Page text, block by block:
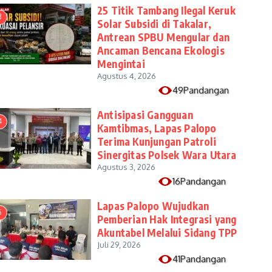
25 Titik Tambang Ilegal Keruk
Solar Subsidi di Takalar,
Antrean SPBU Mengular dan
Ancaman Bencana Ekologis
Mengintai
Agustus 4, 2026
49Pandangan
Antisipasi Gangguan
Kamtibmas, Lapas Palopo
Terima Kunjungan Patroli
Sinergitas Polsek Wara Utara
Agustus 3, 2026
16Pandangan
Lapas Palopo Wujudkan
Pemberian Hak Integrasi yang
Akuntabel Melalui Sidang TPP
Juli 29, 2026
41Pandangan